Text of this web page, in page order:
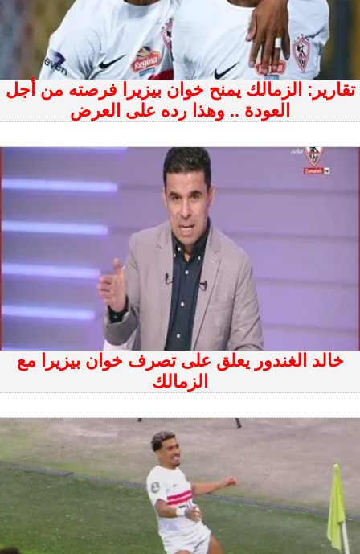
تقارير: الزمالك يمنح خوان بيزيرا فرصته من أجل
العودة .. وهذا رده على العرض
خالد الغندور يعلق على تصرف خوان بيزيرا مع
الزمالك